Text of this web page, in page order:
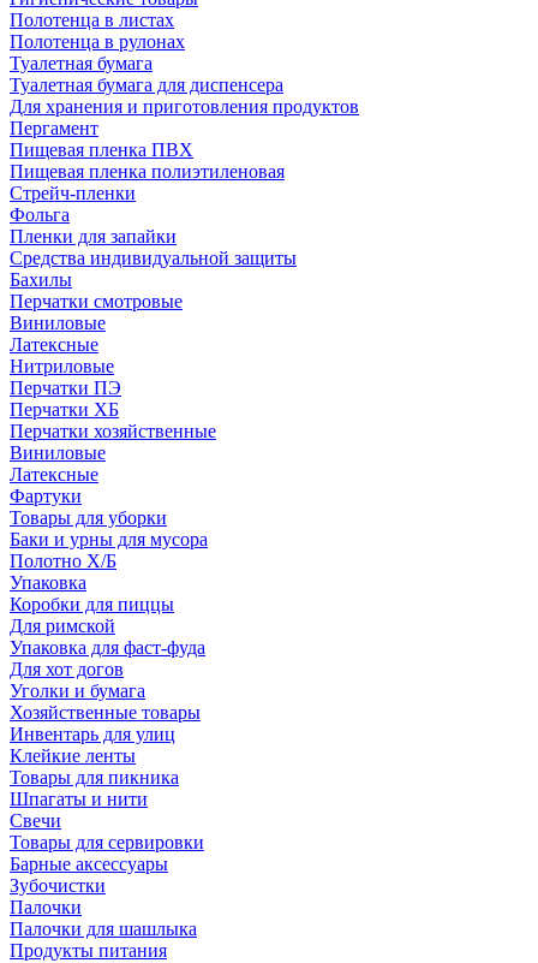
Полотенца в листах
Полотенца в рулонах
Туалетная бумага
Туалетная бумага для диспенсера
Для хранения и приготовления продуктов
Пергамент
Пищевая пленка ПВХ
Пищевая пленка полиэтиленовая
Стрейч-пленки
Фольга
Пленки для запайки
Средства индивидуальной защиты
Бахилы
Перчатки смотровые
Виниловые
Латексные
Нитриловые
Перчатки ПЭ
Перчатки ХБ
Перчатки хозяйственные
Виниловые
Латексные
Фартуки
Товары для уборки
Баки и урны для мусора
Полотно Х/Б
Упаковка
Коробки для пиццы
Для римской
Упаковка для фаст-фуда
Для хот догов
Уголки и бумага
Хозяйственные товары
Инвентарь для улиц
Клейкие ленты
Товары для пикника
Шпагаты и нити
Свечи
Товары для сервировки
Барные аксессуары
Зубочистки
Палочки
Палочки для шашлыка
Продукты питания